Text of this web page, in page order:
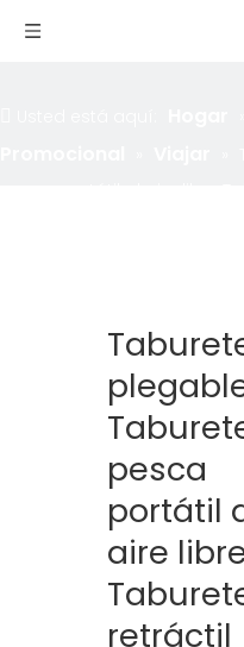
pesca
portátil
aire
retráctil